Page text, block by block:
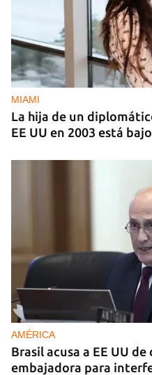
MIAMI
La hija de un
EE UU en 2003 está
AMÉRICA
Brasil acusa a EE UU
embajadora para